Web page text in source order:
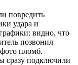
повредить
удара и
видно, что
позвонил
пломб.
сразу подключили